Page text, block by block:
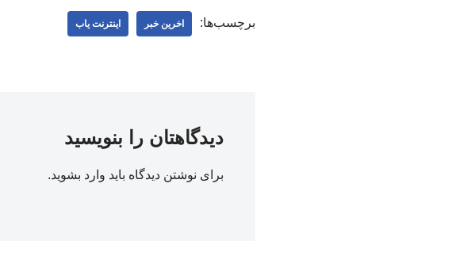
برچسب‌ها: اخرین خبر اینترنت یاب
دیدگاهتان را بنویسید
برای نوشتن دیدگاه باید وارد بشوید.